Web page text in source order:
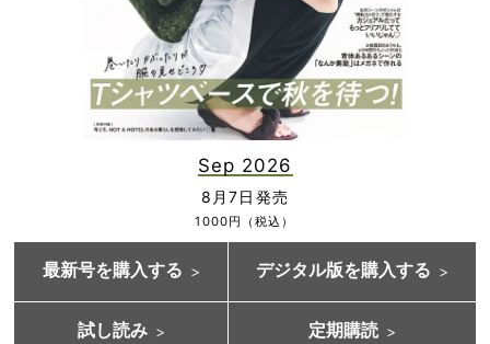
Sep 2026
8月7日発売
1000円（税込）
最新号を購入する デジタル版を購入する
試し読み 定期購読